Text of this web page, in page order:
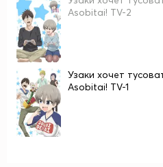
Asobitai! TV-2
Узаки хочет
Asobitai! TV-1